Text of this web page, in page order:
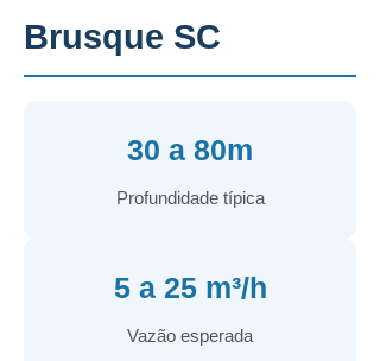
Brusque SC
30 a 80m
Profundidade típica
5 a 25 m³/h
Vazão esperada